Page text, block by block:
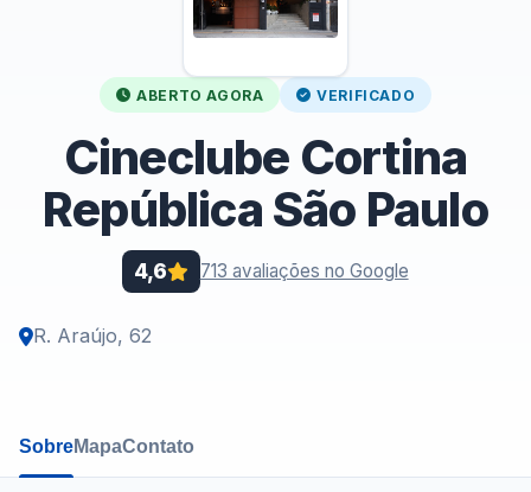
ABERTO AGORA VERIFICADO
Cineclube Cortina
República São Paulo
4,6 713 avaliações no Google
R. Araújo, 62
SobreMapaContato